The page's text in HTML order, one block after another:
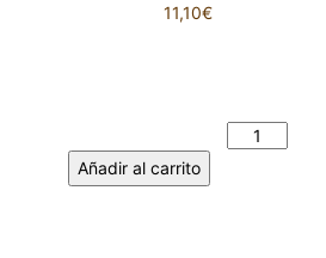
11,10€
Añadir al carrito